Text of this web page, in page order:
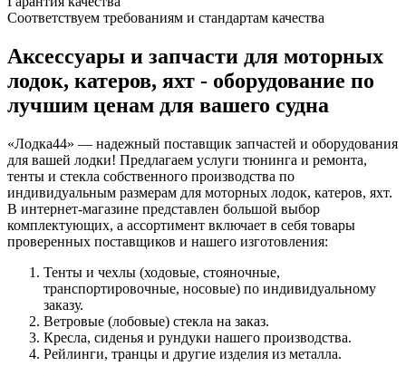
Соответствуем требованиям и стандартам качества
Аксессуары и запчасти для моторных
лодок, катеров, яхт - оборудование по
лучшим ценам для вашего судна
«Лодка44» — надежный поставщик запчастей и оборудования
для вашей лодки! Предлагаем услуги тюнинга и ремонта,
тенты и стекла собственного производства по
индивидуальным размерам для моторных лодок, катеров, яхт.
В интернет-магазине представлен большой выбор
комплектующих, а ассортимент включает в себя товары
проверенных поставщиков и нашего изготовления:
Тенты и чехлы (ходовые, стояночные,
транспортировочные, носовые) по индивидуальному
заказу.
Ветровые (лобовые) стекла на заказ.
Кресла, сиденья и рундуки нашего производства.
Рейлинги, транцы и другие изделия из металла.